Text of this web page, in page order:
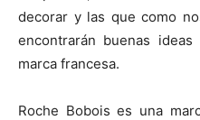
decorar y las que como
encontrarán buenas
marca francesa.
Roche Bobois es una